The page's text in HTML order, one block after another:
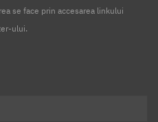
se face prin accesarea linkului
ului.